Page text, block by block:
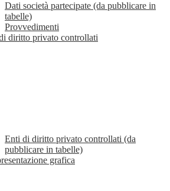
Dati società partecipate (da pubblicare in
tabelle)
Provvedimenti
diritto privato controllati
Enti di diritto privato controllati (da
pubblicare in tabelle)
grafica